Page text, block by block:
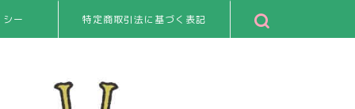
ー 特定商取引法に基づく表記